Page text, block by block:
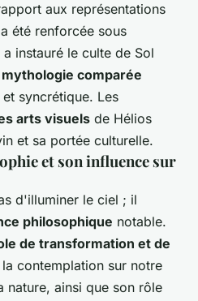
aux représentations
été renforcée sous
instauré le culte de Sol
mythologie comparée
syncrétique. Les
arts visuels de Hélios
et sa portée culturelle.
et son influence sur
d'illuminer le ciel ; il
philosophique notable.
de transformation et de
contemplation sur notre
nature, ainsi que son rôle